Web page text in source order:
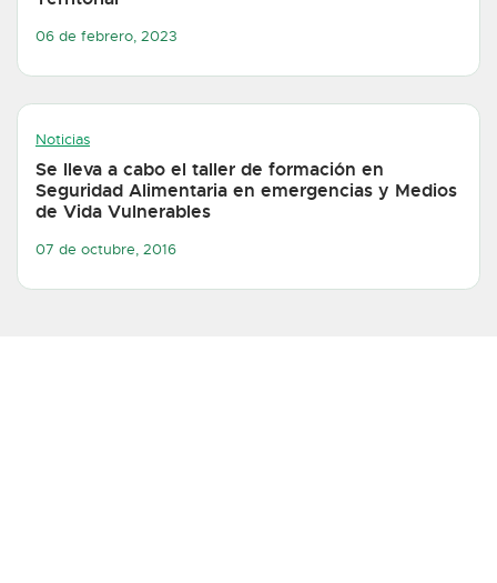
06 de febrero, 2023
Noticias
Se lleva a cabo el taller de formación en
Seguridad Alimentaria en emergencias y Medios
de Vida Vulnerables
07 de octubre, 2016